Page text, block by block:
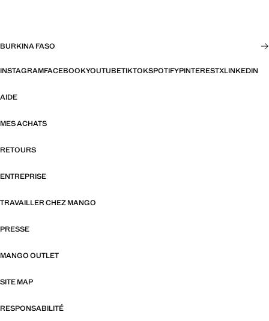
BURKINA FASO
INSTAGRAMFACEBOOKYOUTUBETIKTOKSPOTIFYPINTERESTXLINKEDIN
AIDE
MES ACHATS
RETOURS
ENTREPRISE
TRAVAILLER CHEZ MANGO
PRESSE
MANGO OUTLET
SITE MAP
RESPONSABILITÉ